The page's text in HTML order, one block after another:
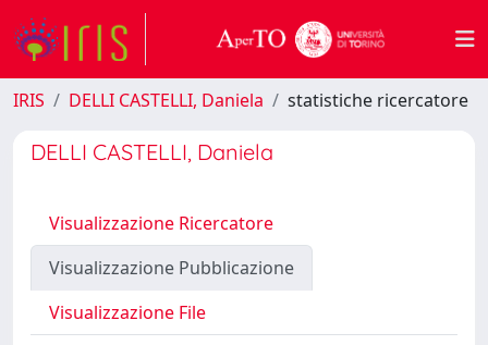
IRIS DELLI CASTELLI, Daniela statistiche ricercatore
DELLI CASTELLI, Daniela
Visualizzazione Ricercatore
Visualizzazione Pubblicazione
Visualizzazione File